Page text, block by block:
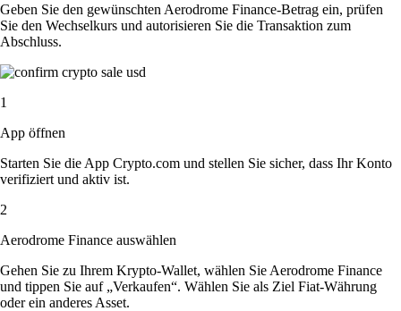
Geben Sie den gewünschten Aerodrome Finance-Betrag ein, prüfen
Sie den Wechselkurs und autorisieren Sie die Transaktion zum
Abschluss.
1
App öffnen
Starten Sie die App Crypto.com und stellen Sie sicher, dass Ihr Konto
verifiziert und aktiv ist.
2
Aerodrome Finance auswählen
Gehen Sie zu Ihrem Krypto-Wallet, wählen Sie Aerodrome Finance
und tippen Sie auf „Verkaufen“. Wählen Sie als Ziel Fiat-Währung
oder ein anderes Asset.